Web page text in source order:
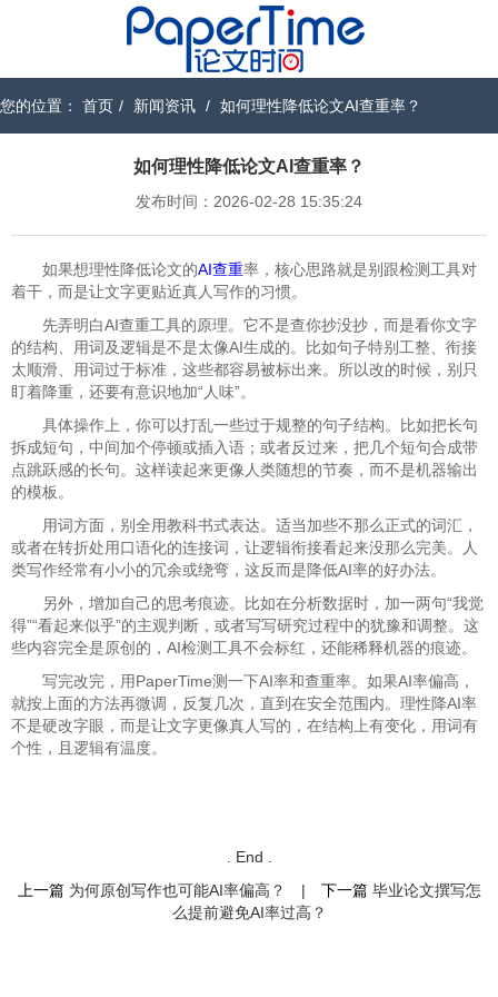
您的位置： 首页 / 新闻资讯 / 如何理性降低论文AI查重率？
如何理性降低论文AI查重率？
发布时间：2026-02-28 15:35:24
如果想理性降低论文的AI查重率，核心思路就是别跟检测工具对
着干，而是让文字更贴近真人写作的习惯。
先弄明白AI查重工具的原理。它不是查你抄没抄，而是看你文字
的结构、用词及逻辑是不是太像AI生成的。比如句子特别工整、衔接
太顺滑、用词过于标准，这些都容易被标出来。所以改的时候，别只
盯着降重，还要有意识地加“人味”。
具体操作上，你可以打乱一些过于规整的句子结构。比如把长句
拆成短句，中间加个停顿或插入语；或者反过来，把几个短句合成带
点跳跃感的长句。这样读起来更像人类随想的节奏，而不是机器输出
的模板。
用词方面，别全用教科书式表达。适当加些不那么正式的词汇，
或者在转折处用口语化的连接词，让逻辑衔接看起来没那么完美。人
类写作经常有小小的冗余或绕弯，这反而是降低AI率的好办法。
另外，增加自己的思考痕迹。比如在分析数据时，加一两句“我觉
得”“看起来似乎”的主观判断，或者写写研究过程中的犹豫和调整。这
些内容完全是原创的，AI检测工具不会标红，还能稀释机器的痕迹。
写完改完，用PaperTime测一下AI率和查重率。如果AI率偏高，
就按上面的方法再微调，反复几次，直到在安全范围内。理性降AI率
不是硬改字眼，而是让文字更像真人写的，在结构上有变化，用词有
个性，且逻辑有温度。
. End .
上一篇 为何原创写作也可能AI率偏高？ | 下一篇 毕业论文撰写怎
么提前避免AI率过高？